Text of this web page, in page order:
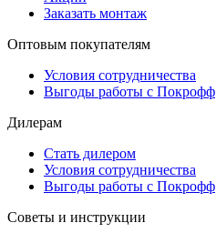
Заказать монтаж
Оптовым покупателям
Условия сотрудничества
Выгоды работы с Покрофф
Дилерам
Стать дилером
Условия сотрудничества
Выгоды работы с Покрофф
Советы и инструкции